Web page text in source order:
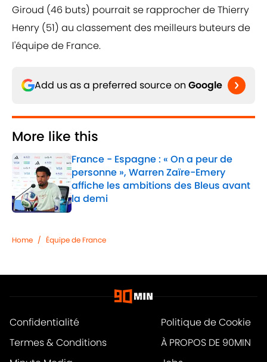
Giroud (46 buts) pourrait se rapprocher de Thierry
Henry (51) au classement des meilleurs buteurs de
l'équipe de France.
Add us as a preferred source on Google
More like this
France - Espagne : « On a peur de
personne », Warren Zaïre-Emery
affiche les ambitions des Bleus avant
la demi
Published by on Invalid Date
Home / Équipe de France
Confidentialité
Politique de Cookie
Termes & Conditions
À PROPOS DE 90MIN